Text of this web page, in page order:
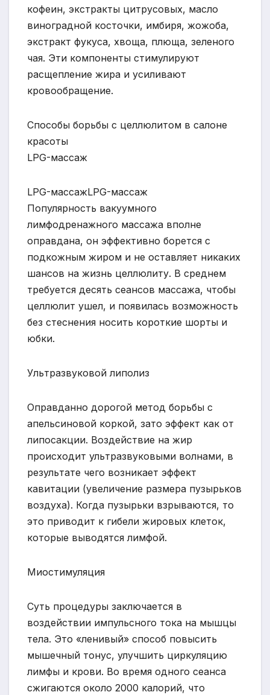
кофеин, экстракты цитрусовых, масло
виноградной косточки, имбиря, жожоба,
экстракт фукуса, хвоща, плюща, зеленого
чая. Эти компоненты стимулируют
расщепление жира и усиливают
кровообращение.
Способы борьбы с целлюлитом в салоне
красоты
LPG-массаж
LPG-массажLPG-массаж
Популярность вакуумного
лимфодренажного массажа вполне
оправдана, он эффективно борется с
подкожным жиром и не оставляет никаких
шансов на жизнь целлюлиту. В среднем
требуется десять сеансов массажа, чтобы
целлюлит ушел, и появилась возможность
без стеснения носить короткие шорты и
юбки.
Ультразвуковой липолиз
Оправданно дорогой метод борьбы с
апельсиновой коркой, зато эффект как от
липосакции. Воздействие на жир
происходит ультразвуковыми волнами, в
результате чего возникает эффект
кавитации (увеличение размера пузырьков
воздуха). Когда пузырьки взрываются, то
это приводит к гибели жировых клеток,
которые выводятся лимфой.
Миостимуляция
Суть процедуры заключается в
воздействии импульсного тока на мышцы
тела. Это «ленивый» способ повысить
мышечный тонус, улучшить циркуляцию
лимфы и крови. Во время одного сеанса
сжигаются около 2000 калорий, что